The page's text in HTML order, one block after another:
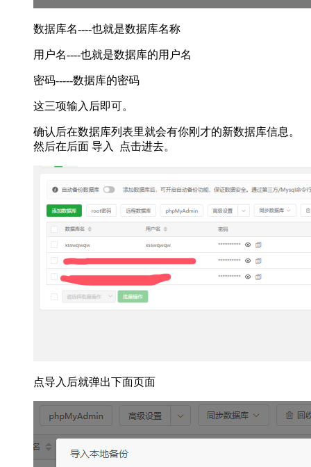
数据库名----也就是数据库名称
用户名----也就是数据库的用户名
密码-----数据库的密码
这三项输入后即可。
确认后在数据库列表里就会有你刚才的新数据库信息。
然后在后面 导入 点击进去。
点导入后就弹出下面页面